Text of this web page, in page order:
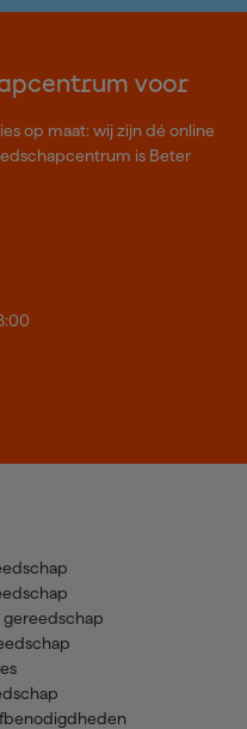
voor
op maat: wij zijn dé online
is Beter
gereedschap